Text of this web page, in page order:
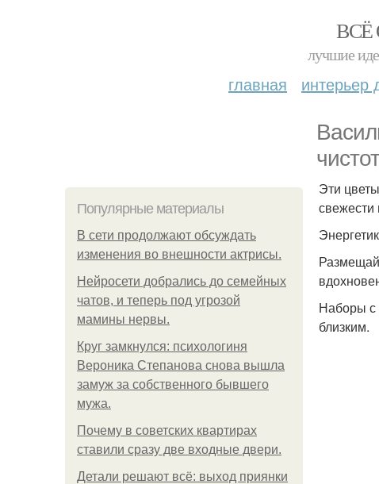
ВСЁ
лучшие
главная интерьер
Популярные материалы
В сети продолжают обсуждать
изменения во внешности актрисы.
Нейросети добрались до семейных
чатов, и теперь под угрозой
мамины нервы.
Круг замкнулся: психологиня
Вероника Степанова снова вышла
замуж за собственного бывшего
мужа.
Почему в советских квартирах
ставили сразу две входные двери.
Детали решают всё: выход приянки
Эти
свежести
Наборы с
близким.